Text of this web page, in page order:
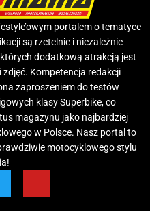
portalem o tematyce
są rzetelnie i niezależnie
dodatkową atrakcją jest
Kompetencja redakcji
zaproszeniem do testów
klasy Superbike, co
magazynu jako najbardziej
w Polsce. Nasz portal to
motocyklowego stylu